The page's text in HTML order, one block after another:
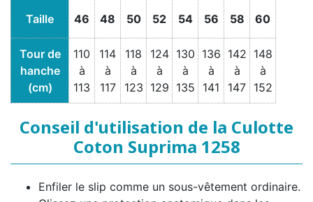
Taille 46 48 50 52 54 56 58 60
Tour de
hanche
(cm)
110
à
113
114
à
117
118
à
123
124
à
129
130
à
135
136
à
141
142
à
147
148
à
152
Conseil d'utilisation de la Culotte
Coton Suprima 1258
Enfiler le slip comme un sous-vêtement ordinaire.